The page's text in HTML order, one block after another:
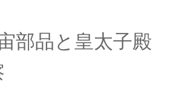
部品と皇太子殿